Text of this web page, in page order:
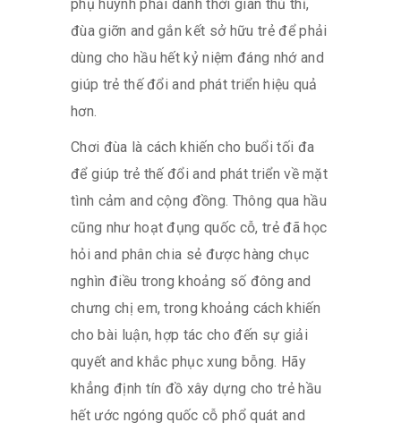
phụ huynh phải dành thời gian thủ thỉ,
đùa giỡn and gắn kết sở hữu trẻ để phải
dùng cho hầu hết kỷ niệm đáng nhớ and
giúp trẻ thế đổi and phát triển hiệu quả
hơn.
Chơi đùa là cách khiến cho buổi tối đa
để giúp trẻ thế đổi and phát triển về mặt
tình cảm and cộng đồng. Thông qua hầu
cũng như hoạt đụng quốc cỗ, trẻ đã học
hỏi and phân chia sẻ được hàng chục
nghìn điều trong khoảng số đông and
chưng chị em, trong khoảng cách khiến
cho bài luận, hợp tác cho đến sự giải
quyết and khắc phục xung bỗng. Hãy
khẳng định tín đồ xây dựng cho trẻ hầu
hết ước ngóng quốc cỗ phổ quát and